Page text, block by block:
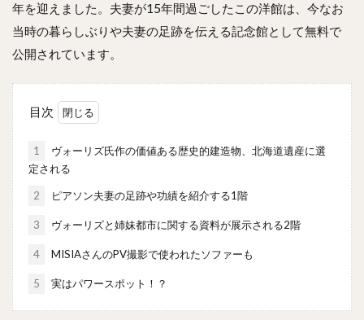
年を迎えました。夫妻が15年間過ごしたこの洋館は、今なお
当時の暮らしぶりや夫妻の足跡を伝える記念館として無料で
公開されています。
目次
1
ヴォーリズ氏作の価値ある歴史的建造物、北海道遺産に選
定される
2 ピアソン夫妻の足跡や功績を紹介する1階
3 ヴォーリズと姉妹都市に関する資料が展示される2階
4 MISIAさんのPV撮影で使われたソファーも
5 実はパワースポット！？